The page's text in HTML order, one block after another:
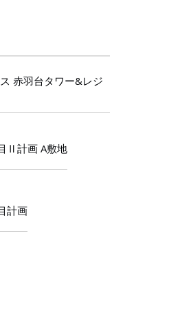
赤羽台タワー&レジ
Ⅱ計画 A敷地
計画